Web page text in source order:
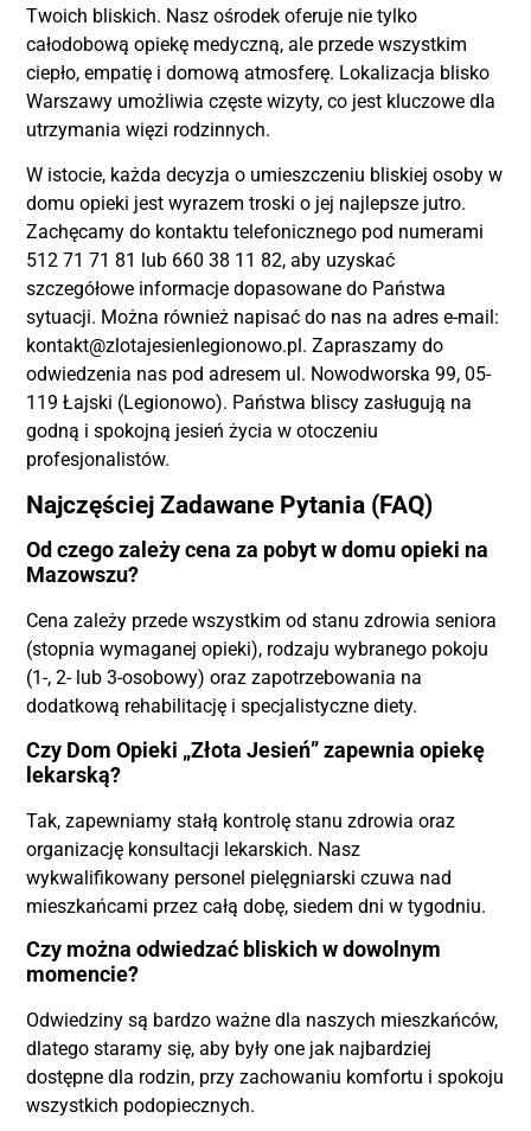
Twoich bliskich. Nasz ośrodek oferuje nie tylko
całodobową opiekę medyczną, ale przede wszystkim
ciepło, empatię i domową atmosferę. Lokalizacja blisko
Warszawy umożliwia częste wizyty, co jest kluczowe dla
utrzymania więzi rodzinnych.
W istocie, każda decyzja o umieszczeniu bliskiej osoby w
domu opieki jest wyrazem troski o jej najlepsze jutro.
Zachęcamy do kontaktu telefonicznego pod numerami
512 71 71 81 lub 660 38 11 82, aby uzyskać
szczegółowe informacje dopasowane do Państwa
sytuacji. Można również napisać do nas na adres e-mail:
kontakt@zlotajesienlegionowo.pl. Zapraszamy do
odwiedzenia nas pod adresem ul. Nowodworska 99, 05-
119 Łajski (Legionowo). Państwa bliscy zasługują na
godną i spokojną jesień życia w otoczeniu
profesjonalistów.
Najczęściej Zadawane Pytania (FAQ)
Od czego zależy cena za pobyt w domu opieki na
Mazowszu?
Cena zależy przede wszystkim od stanu zdrowia seniora
(stopnia wymaganej opieki), rodzaju wybranego pokoju
(1-, 2- lub 3-osobowy) oraz zapotrzebowania na
dodatkową rehabilitację i specjalistyczne diety.
Czy Dom Opieki „Złota Jesień” zapewnia opiekę
lekarską?
Tak, zapewniamy stałą kontrolę stanu zdrowia oraz
organizację konsultacji lekarskich. Nasz
wykwalifikowany personel pielęgniarski czuwa nad
mieszkańcami przez całą dobę, siedem dni w tygodniu.
Czy można odwiedzać bliskich w dowolnym
momencie?
Odwiedziny są bardzo ważne dla naszych mieszkańców,
dlatego staramy się, aby były one jak najbardziej
dostępne dla rodzin, przy zachowaniu komfortu i spokoju
wszystkich podopiecznych.